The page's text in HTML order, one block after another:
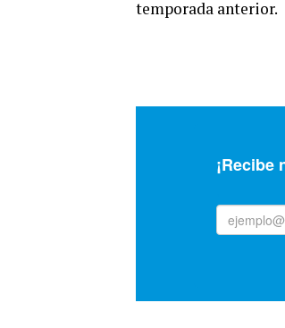
temporada anterior.